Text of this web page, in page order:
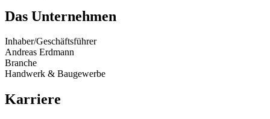
Das Unternehmen
Inhaber/Geschäftsführer
Andreas Erdmann
Branche
Handwerk & Baugewerbe
Karriere